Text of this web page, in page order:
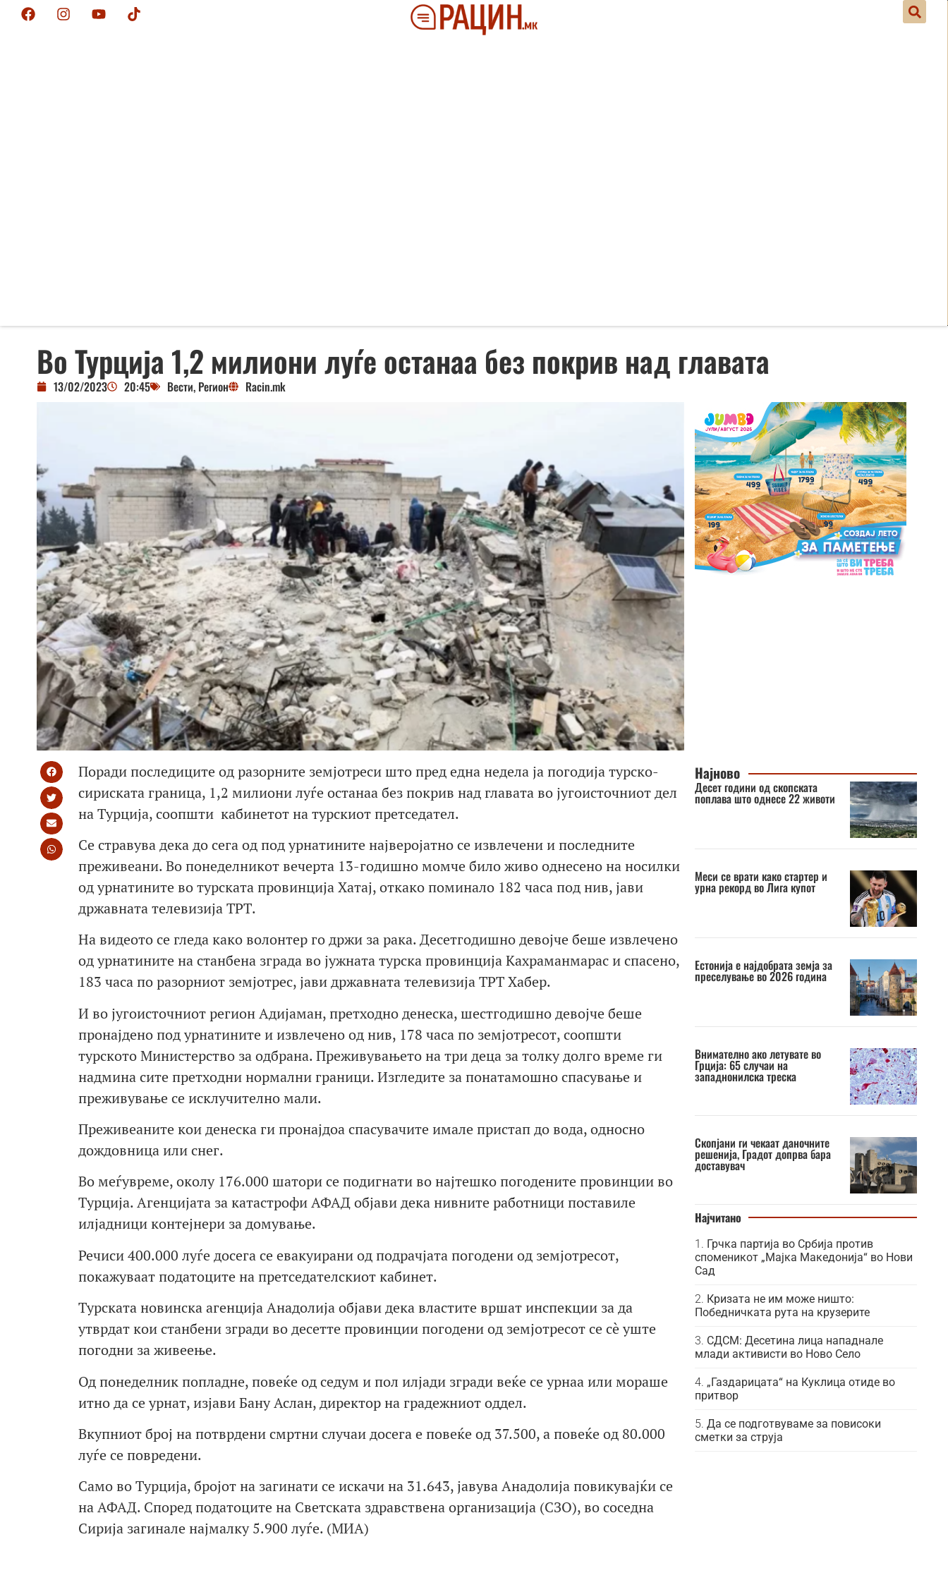
Во Турција 1,2 милиони луѓе останаа без покрив над главата
13/02/2023 20:45 Вести, Регион Racin.mk
Поради последиците од разорните земјотреси што пред една недела ја погодија турско-
сириската граница, 1,2 милиони луѓе останаа без покрив над главата во југоисточниот дел
на Турција, соопшти кабинетот на турскиот претседател.
Се стравува дека до сега од под урнатините најверојатно се извлечени и последните
преживеани. Во понеделникот вечерта 13-годишно момче било живо однесено на носилки
од урнатините во турската провинција Хатај, откако поминало 182 часа под нив, јави
државната телевизија ТРТ.
На видеото се гледа како волонтер го држи за рака. Десетгодишно девојче беше извлечено
од урнатините на станбена зграда во јужната турска провинција Кахраманмарас и спасено,
183 часа по разорниот земјотрес, јави државната телевизија ТРТ Хабер.
И во југоисточниот регион Адијаман, претходно денеска, шестгодишно девојче беше
пронајдено под урнатините и извлечено од нив, 178 часа по земјотресот, соопшти
турското Министерство за одбрана. Преживувањето на три деца за толку долго време ги
надмина сите претходни нормални граници. Изгледите за понатамошно спасување и
преживување се исклучително мали.
Преживеаните кои денеска ги пронајдоа спасувачите имале пристап до вода, односно
дождовница или снег.
Во меѓувреме, околу 176.000 шатори се подигнати во најтешко погодените провинции во
Турција. Агенцијата за катастрофи АФАД објави дека нивните работници поставиле
илјадници контејнери за домување.
Речиси 400.000 луѓе досега се евакуирани од подрачјата погодени од земјотресот,
покажуваат податоците на претседателскиот кабинет.
Турската новинска агенција Анадолија објави дека властите вршат инспекции за да
утврдат кои станбени згради во десетте провинции погодени од земјотресот се сè уште
погодни за живеење.
Од понеделник попладне, повеќе од седум и пол илјади згради веќе се урнаа или мораше
итно да се урнат, изјави Бану Аслан, директор на градежниот оддел.
Вкупниот број на потврдени смртни случаи досега е повеќе од 37.500, а повеќе од 80.000
луѓе се повредени.
Само во Турција, бројот на загинати се искачи на 31.643, јавува Анадолија повикувајќи се
на АФАД. Според податоците на Светската здравствена организација (СЗО), во соседна
Сирија загинале најмалку 5.900 луѓе. (МИА)
Најново
Десет години од скопската
поплава што однесе 22 животи
Меси се врати како стартер и
урна рекорд во Лига купот
Естонија е најдобрата земја за
преселување во 2026 година
Внимателно ако летувате во
Грција: 65 случаи на
западнонилска треска
Скопјани ги чекаат даночните
решенија, Градот допрва бара
доставувач
Најчитано
Грчка партија во Србија против
споменикот „Мајка Македонија“ во Нови
Сад
Кризата не им може ништо:
Победничката рута на крузерите
СДСМ: Десетина лица нападнале
млади активисти во Ново Село
„Газдарицата“ на Куклица отиде во
притвор
Да се подготвуваме за повисоки
сметки за струја